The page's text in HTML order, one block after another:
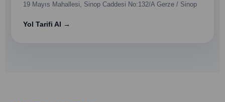
19 Mayıs Mahallesi, Sinop Caddesi No:132/A Gerze / Sinop
Yol Tarifi Al →